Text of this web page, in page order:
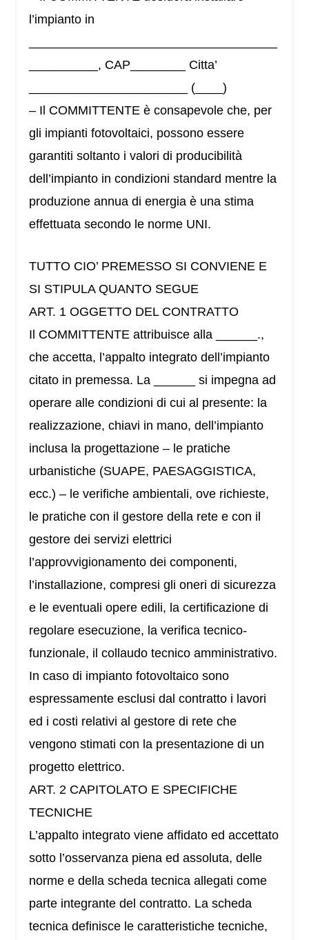
l’impianto in
__________, CAP________ Citta’
_______________________ (____)
– Il COMMITTENTE è consapevole che, per
gli impianti fotovoltaici, possono essere
garantiti soltanto i valori di producibilità
dell’impianto in condizioni standard mentre la
produzione annua di energia è una stima
effettuata secondo le norme UNI.
TUTTO CIO’ PREMESSO SI CONVIENE E
SI STIPULA QUANTO SEGUE
ART. 1 OGGETTO DEL CONTRATTO
Il COMMITTENTE attribuisce alla ______.,
che accetta, l’appalto integrato dell’impianto
citato in premessa. La ______ si impegna ad
operare alle condizioni di cui al presente: la
realizzazione, chiavi in mano, dell’impianto
inclusa la progettazione – le pratiche
urbanistiche (SUAPE, PAESAGGISTICA,
ecc.) – le verifiche ambientali, ove richieste,
le pratiche con il gestore della rete e con il
gestore dei servizi elettrici
l’approvvigionamento dei componenti,
l’installazione, compresi gli oneri di sicurezza
e le eventuali opere edili, la certificazione di
regolare esecuzione, la verifica tecnico-
funzionale, il collaudo tecnico amministrativo.
In caso di impianto fotovoltaico sono
espressamente esclusi dal contratto i lavori
ed i costi relativi al gestore di rete che
vengono stimati con la presentazione di un
progetto elettrico.
ART. 2 CAPITOLATO E SPECIFICHE
TECNICHE
L’appalto integrato viene affidato ed accettato
sotto l’osservanza piena ed assoluta, delle
norme e della scheda tecnica allegati come
parte integrante del contratto. La scheda
tecnica definisce le caratteristiche tecniche,